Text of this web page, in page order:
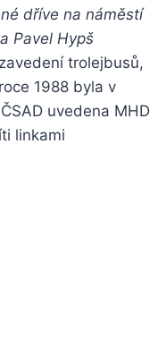
dříve na náměstí
Pavel Hypš
trolejbusů,
1988 byla v
uvedena MHD
linkami